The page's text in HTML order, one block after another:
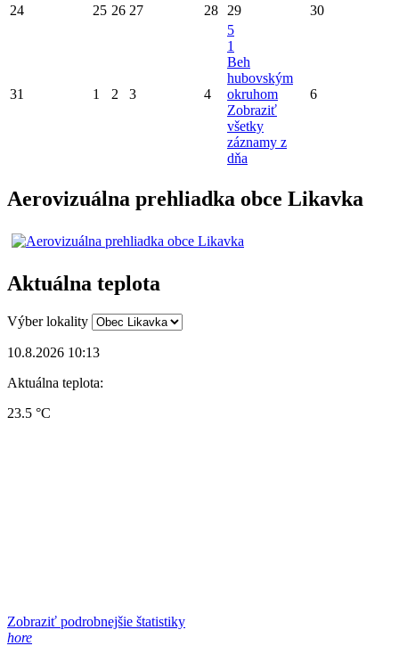
24 25 26 27 28 29 30
31 1 2 3 4
5
1
Beh
hubovským
okruhom
Zobraziť
všetky
záznamy z
dňa
6
Aerovizuálna prehliadka obce Likavka
Aktuálna teplota
Výber lokality
10.8.2026 10:13
Aktuálna teplota:
23.5 °C
Zobraziť podrobnejšie štatistiky
hore